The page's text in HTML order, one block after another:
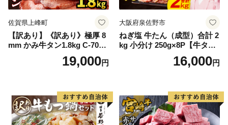
佐賀県上峰町
【訳あり】《訳あり》極厚 8
mm かみ牛タン1.8kg C-709-
19,000円
大阪府泉佐野市
ねぎ塩 牛たん（成型）合計 2
kg 小分け 250g×8P【牛タン
牛肉 焼肉用 薄切り 訳あり サ
16,000円